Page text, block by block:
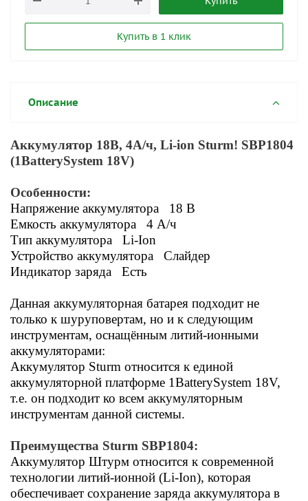
Купить в 1 клик
Описание
Аккумулятор 18В, 4А/ч, Li-ion Sturm! SBP1804
(1BatterySystem 18V)
Особенности:
Напряжение аккумулятора 18 В
Емкость аккумулятора 4 А/ч
Тип аккумулятора Li-Ion
Устройство аккумулятора Слайдер
Индикатор заряда Есть
Данная аккумуляторная батарея подходит не
только к шуруповертам, но и к следующим
инструментам, оснащённым литий-ионными
аккумуляторами:
Аккумулятор Sturm относится к единой
аккумуляторной платформе 1BatterySystem 18V,
т.е. он подходит ко всем аккумуляторным
инструментам данной системы.
Преимущества Sturm SBP1804:
Аккумулятор Штурм относится к современной
технологии литий-ионной (Li-Ion), которая
обеспечивает сохранение заряда аккумулятора в